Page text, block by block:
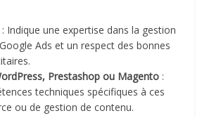
: Indique une expertise dans la gestion
Ads et un respect des bonnes
Prestashop ou Magento :
techniques spécifiques à ces
ou de gestion de contenu.